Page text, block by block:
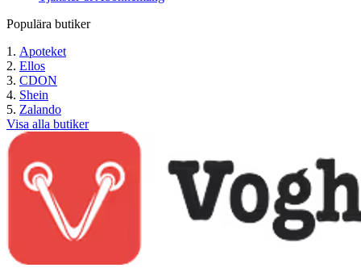
Populära butiker
Apoteket
Ellos
CDON
Shein
Zalando
Visa alla butiker